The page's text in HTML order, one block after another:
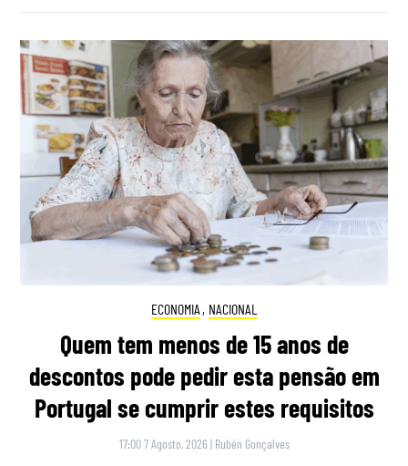
ECONOMIA , NACIONAL
Quem tem menos de 15 anos de
descontos pode pedir esta pensão em
Portugal se cumprir estes requisitos
17:00 7 Agosto, 2026 | Rubén Gonçalves